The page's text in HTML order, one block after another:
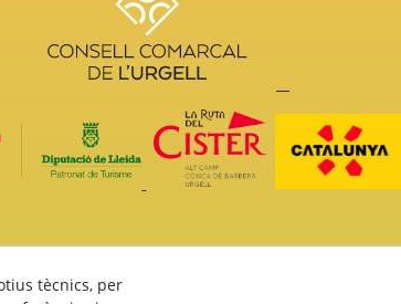
Cookies
tècnics, per